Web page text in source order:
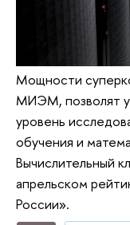
Мощности
МИЭМ, позволят
уровень
обучения и
Вычислительный
апрельском
России».